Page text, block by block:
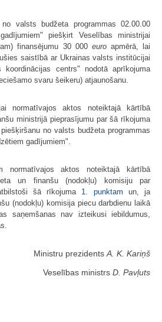
valsts budžeta programmas 02.00.00
piešķirt Veselības ministrijai
finansējumu 30 000 euroapmērā, lai
saistībā ar Ukrainas valsts institūcijai
koordinācijas centrs" nodotā aprīkojuma
svaru šeikeru) atjaunošanu.
normatīvajos aktos noteiktajā kārtībā
ministrijā pieprasījumu par šā rīkojuma
no valsts budžeta programmas
gadījumiem".
normatīvajos aktos noteiktajā kārtībā
un finanšu (nodokļu) komisiju par
šā rīkojuma 1. punktam un, ja
(nodokļu) komisija piecu darbdienu laikā
saņemšanas nav izteikusi iebildumus,
Ministru prezidents A. K. Kariņš
Veselības ministrs D. Pavļuts